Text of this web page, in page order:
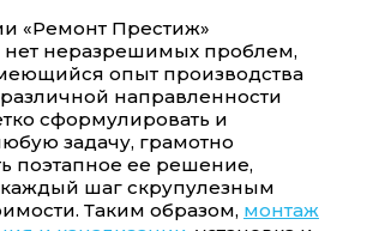
«Ремонт Престиж»
нет неразрешимых проблем,
опыт производства
направленности
сформулировать и
задачу, грамотно
поэтапное ее решение,
шаг скрупулезным
Таким образом, монтаж